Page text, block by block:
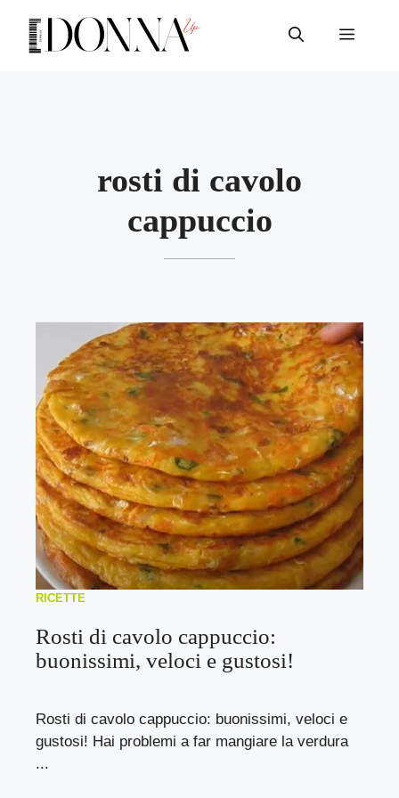
contenuto
Menu
rosti di cavolo
cappuccio
RICETTE
Rosti di cavolo cappuccio:
buonissimi, veloci e gustosi!
Rosti di cavolo cappuccio: buonissimi, veloci e
gustosi! Hai problemi a far mangiare la verdura
...